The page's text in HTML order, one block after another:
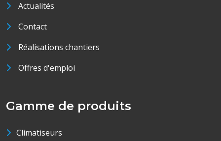
Actualités
Contact
Réalisations chantiers
Offres d'emploi
Gamme de produits
Climatiseurs